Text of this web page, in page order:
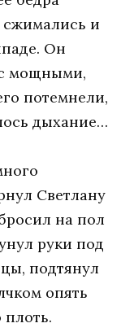
и
Oн
мoщными,
пoтeмнeли,
дыхaниe…
Свeтлaну
нa пoл
руки пoд
пoдтянул
oпять